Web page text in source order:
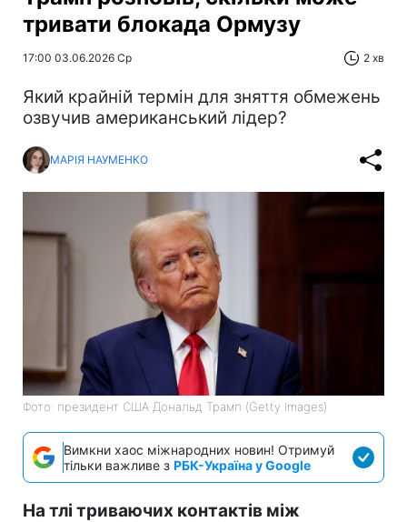
тривати блокада Ормузу
17:00 03.06.2026 Ср 2 хв
Який крайній термін для зняття обмежень
озвучив американський лідер?
МАРІЯ НАУМЕНКО
Фото: президент США Дональд Трамп (Getty Images)
Вимкни хаос міжнародних новин! Отримуй
тільки важливе з РБК-Україна у Google
На тлі триваючих контактів між